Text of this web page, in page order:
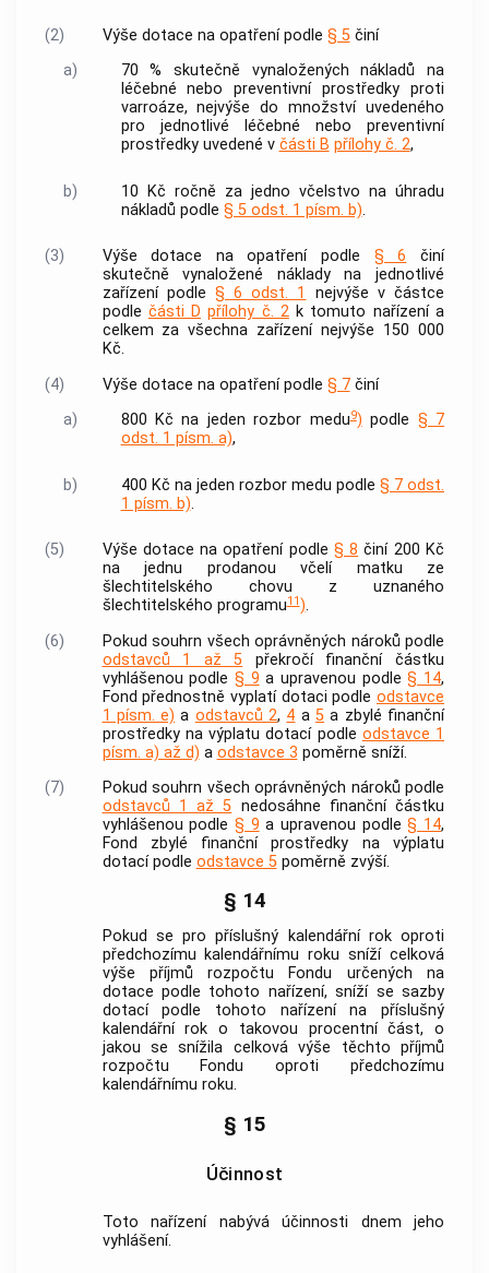
(2) Výše dotace na opatření podle § 5činí
a)
70 % skutečně vynaložených nákladů na
léčebné nebo preventivní prostředky proti
varroáze, nejvýše do množství uvedeného
pro jednotlivé léčebné nebo preventivní
prostředky uvedené v části B přílohy č. 2,
b)
10 Kč ročně za jedno včelstvo na úhradu
nákladů podle § 5 odst. 1 písm. b).
(3) Výše dotace na opatření podle § 6 činí
skutečně vynaložené náklady na jednotlivé
zařízení podle § 6 odst. 1
nejvýše v částce
podle části D přílohy č. 2k tomuto nařízení a
celkem za všechna zařízení nejvýše 150 000
Kč.
(4)
Výše dotace na opatření podle § 7činí
a)
800 Kč na jeden rozbor medu9) podle § 7
odst. 1 písm. a),
b) 400 Kč na jeden rozbor medu podle § 7 odst.
1 písm. b).
(5) Výše dotace na opatření podle § 8 činí 200 Kč
na jednu prodanou včelí matku ze
šlechtitelského chovu z uznaného
šlechtitelského programu11).
(6)
Pokud souhrn všech oprávněných nároků podle
odstavců 1 až 5 překročí finanční částku
vyhlášenou podle § 9 a upravenou podle§ 14,
Fond přednostně vyplatí dotaci podle odstavce
1 písm. e) a odstavců 2, 4 a5 a zbylé finanční
prostředky na výplatu dotací podle odstavce 1
písm. a) až d) a odstavce 3 poměrně sníží.
(7)
Pokud souhrn všech oprávněných nároků podle
odstavců 1 až 5 nedosáhne finanční částku
vyhlášenou podle § 9 a upravenou podle§ 14,
Fond zbylé finanční prostředky na výplatu
dotací podle odstavce 5poměrně zvýší.
§ 14
Pokud se pro příslušný kalendářní rok oproti
předchozímu kalendářnímu roku sníží celková
výše příjmů rozpočtu Fondu určených na
dotace podle tohoto nařízení, sníží se sazby
dotací podle tohoto nařízení na příslušný
kalendářní rok o takovou procentní část, o
jakou se snížila celková výše těchto příjmů
rozpočtu Fondu oproti předchozímu
kalendářnímu roku.
§ 15
Účinnost
Toto nařízení nabývá účinnosti dnem jeho
vyhlášení.